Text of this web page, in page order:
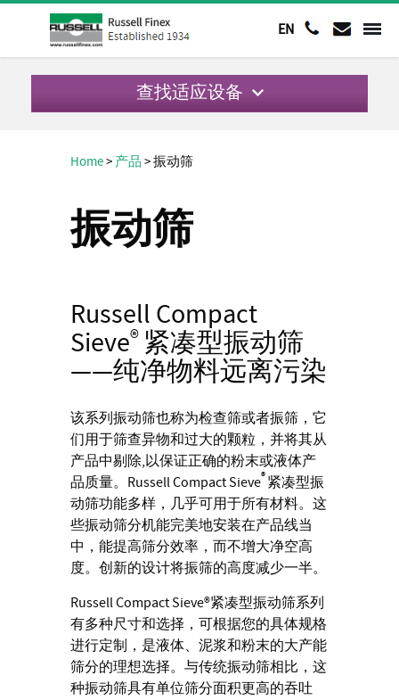
EN
查找适应设备
Home>产品 >振动筛
振动筛
Russell Compact
Sieve® 紧凑型振动筛
——纯净物料远离污染
该系列振动筛也称为检查筛或者振筛，它
们用于筛查异物和过大的颗粒，并将其从
产品中剔除,以保证正确的粉末或液体产
品质量。Russell Compact Sieve®紧凑型振
动筛功能多样，几乎可用于所有材料。这
些振动筛分机能完美地安装在产品线当
中，能提高筛分效率，而不增大净空高
度。创新的设计将振筛的高度减少一半。
Russell Compact Sieve®紧凑型振动筛系列
有多种尺寸和选择，可根据您的具体规格
进行定制，是液体、泥浆和粉末的大产能
筛分的理想选择。与传统振动筛相比，这
种振动筛具有单位筛分面积更高的吞吐